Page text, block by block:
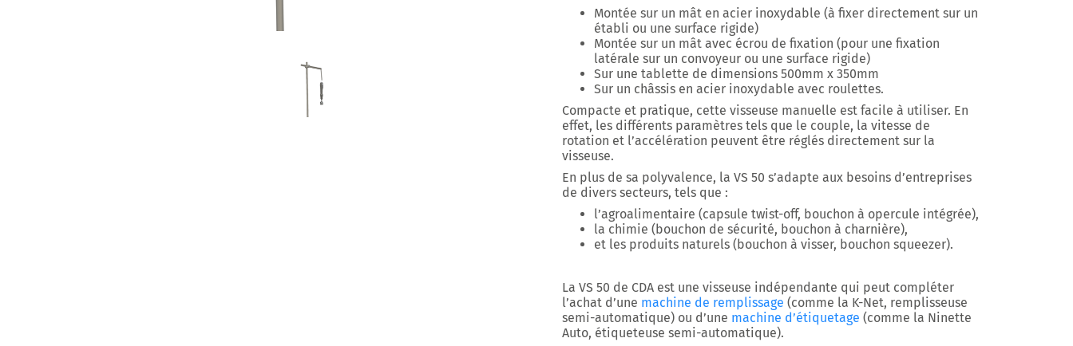
Montée sur un mât en acier inoxydable (à fixer directement sur un
établi ou une surface rigide)
Montée sur un mât avec écrou de fixation (pour une fixation
latérale sur un convoyeur ou une surface rigide)
Sur une tablette de dimensions 500mm x 350mm
Sur un châssis en acier inoxydable avec roulettes.
Compacte et pratique, cette visseuse manuelle est facile à utiliser. En
effet, les différents paramètres tels que le couple, la vitesse de
rotation et l’accélération peuvent être réglés directement sur la
visseuse.
En plus de sa polyvalence, la VS 50 s’adapte aux besoins d’entreprises
de divers secteurs, tels que :
l’agroalimentaire (capsule twist-off, bouchon à opercule intégrée),
la chimie (bouchon de sécurité, bouchon à charnière),
et les produits naturels (bouchon à visser, bouchon squeezer).
La VS 50 de CDA est une visseuse indépendante qui peut compléter
l’achat d’une machine de remplissage (comme la K-Net, remplisseuse
semi-automatique) ou d’une machine d’étiquetage (comme la Ninette
Auto, étiqueteuse semi-automatique).